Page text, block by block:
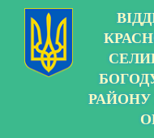
РАЙОНУ